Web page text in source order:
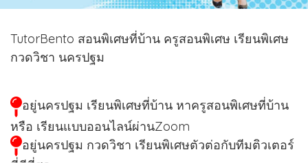
TutorBento สอนพิเศษที่บ้าน ครูสอนพิเศษ เรียนพิเศษ
กวดวิชา นครปฐม
อยู่นครปฐม เรียนพิเศษที่บ้าน หาครูสอนพิเศษที่บ้าน
หรือ เรียนแบบออนไลน์ผ่านZoom
อยู่นครปฐม กวดวิชา เรียนพิเศษตัวต่อกับทีมติวเตอร์